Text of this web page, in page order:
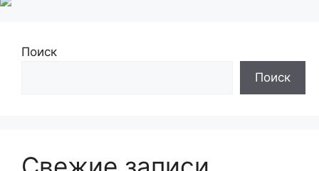
Поиск
Поиск